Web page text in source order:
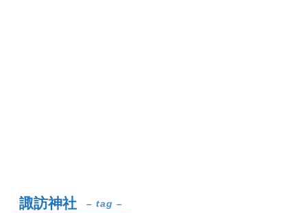
諏訪神社 – tag –